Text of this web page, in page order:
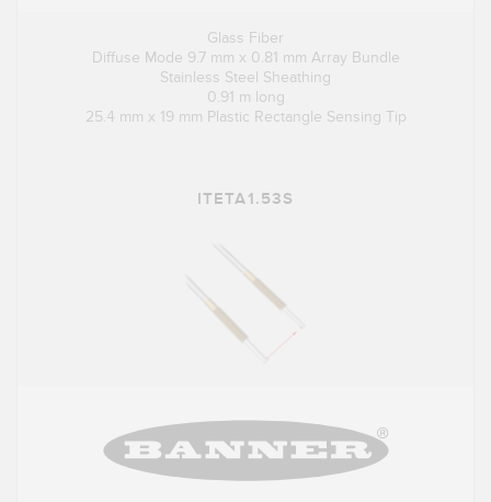
Glass Fiber
Diffuse Mode 9.7 mm x 0.81 mm Array Bundle
Stainless Steel Sheathing
0.91 m long
25.4 mm x 19 mm Plastic Rectangle Sensing Tip
ITETA1.53S